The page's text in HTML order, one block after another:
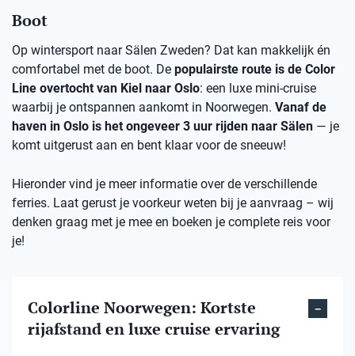
Boot
Op wintersport naar Sälen Zweden? Dat kan makkelijk én
comfortabel met de boot. De populairste route is de Color
Line overtocht van Kiel naar Oslo: een luxe mini-cruise
waarbij je ontspannen aankomt in Noorwegen. Vanaf de
haven in Oslo is het ongeveer 3 uur rijden naar Sälen — je
komt uitgerust aan en bent klaar voor de sneeuw!
Hieronder vind je meer informatie over de verschillende
ferries. Laat gerust je voorkeur weten bij je aanvraag – wij
denken graag met je mee en boeken je complete reis voor
je!
Colorline Noorwegen: Kortste
rijafstand en luxe cruise ervaring